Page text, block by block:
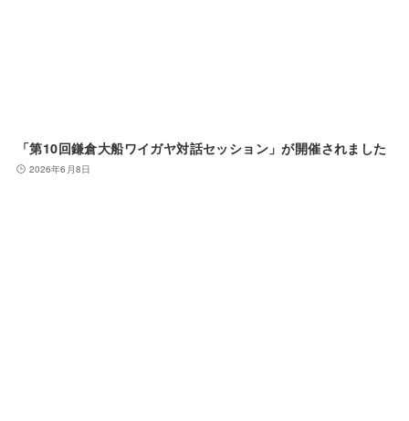
「第10回鎌倉大船ワイガヤ対話セッション」が開催されました
2026年6月8日